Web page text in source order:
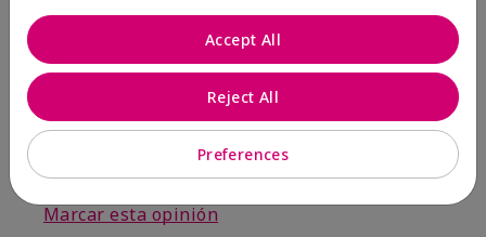
ConclusiónSí, recomendaría a un amigo
¿Le ha resultado útil esta
opinión?
Marcar esta opinión
Preferences
Reject All
Accept All